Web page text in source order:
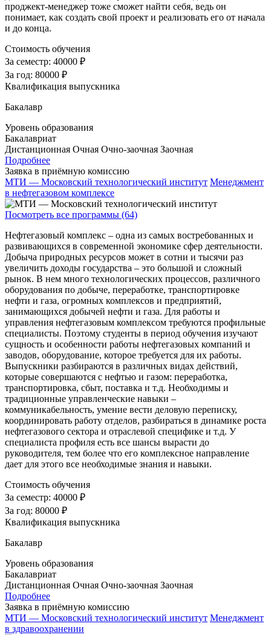
проджект-менеджер тоже сможет найти себя, ведь он
понимает, как создать свой проект и реализовать его от начала
и до конца.
Стоимость обучения
За семестр: 40000 ₽
За год: 80000 ₽
Квалификация выпускника
Бакалавр
Уровень образования
Бакалавриат
Дистанционная Очная Очно-заочная Заочная
Подробнее
Заявка в приёмную комиссию
МТИ — Московский технологический институт Менеджмент
в нефтегазовом комплексе
Посмотреть все программы (64)
Нефтегазовый комплекс – одна из самых востребованных и
развивающихся в современной экономике сфер деятельности.
Добыча природных ресурсов может в сотни и тысячи раз
увеличить доходы государства – это большой и сложный
рынок. В нем много технологических процессов, различного
оборудования по добыче, переработке, транспортировке
нефти и газа, огромных комплексов и предприятий,
занимающихся добычей нефти и газа. Для работы и
управления нефтегазовым комплексом требуются профильные
специалисты. Поэтому студенты в период обучения изучают
сущность и особенности работы нефтегазовых компаний и
заводов, оборудование, которое требуется для их работы.
Выпускники разбираются в различных видах действий,
которые совершаются с нефтью и газом: переработка,
транспортировка, сбыт, поставка и т.д. Необходимы и
традиционные управленческие навыки –
коммуникабельность, умение вести деловую переписку,
координировать работу отделов, разбираться в динамике роста
нефтегазового сектора и отраслевой специфике и т.д. У
специалиста профиля есть все шансы вырасти до
руководителя, тем более что его комплексное направление
дает для этого все необходимые знания и навыки.
Стоимость обучения
За семестр: 40000 ₽
За год: 80000 ₽
Квалификация выпускника
Бакалавр
Уровень образования
Бакалавриат
Дистанционная Очная Очно-заочная Заочная
Подробнее
Заявка в приёмную комиссию
МТИ — Московский технологический институт Менеджмент
в здравоохранении